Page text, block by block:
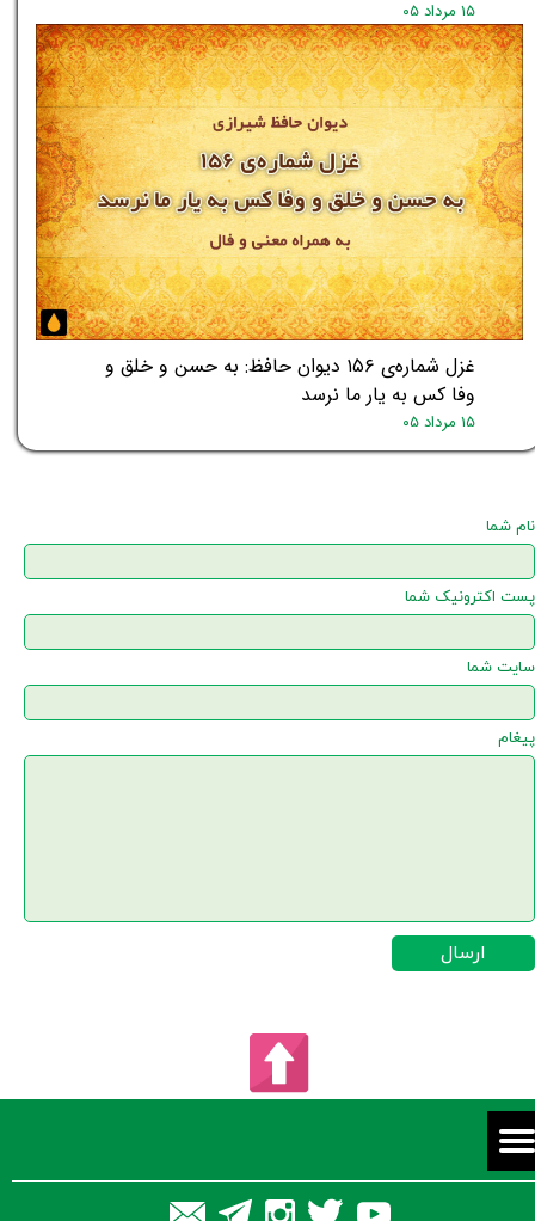
۱۵ مرداد ۰۵
غزل شماره‌ی ۱۵۶ دیوان حافظ: به حسن و خلق و
وفا کس به یار ما نرسد
۱۵ مرداد ۰۵
نام شما
پست اکترونیک شما
سایت شما
پیغام
ارسال